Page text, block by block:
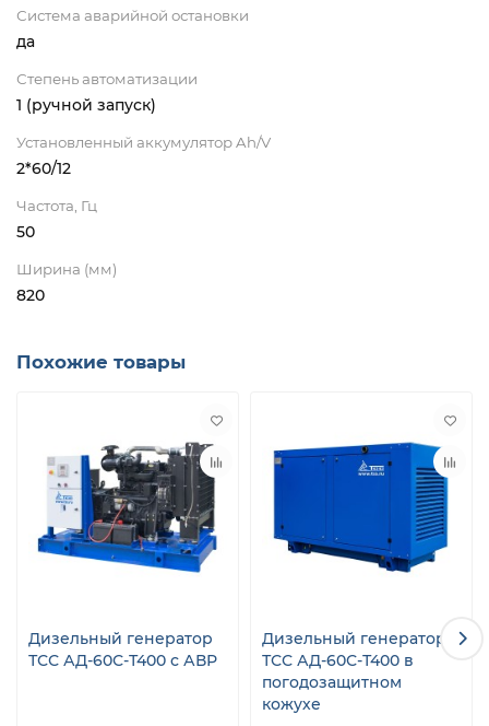
Система аварийной остановки
да
Степень автоматизации
1 (ручной запуск)
Установленный аккумулятор Ah/V
2*60/12
Частота, Гц
50
Ширина (мм)
820
Похожие товары
Дизельный генератор
ТСС АД-60С-Т400 с АВР
Дизельный генератор
ТСС АД-60С-Т400 в
погодозащитном
кожухе